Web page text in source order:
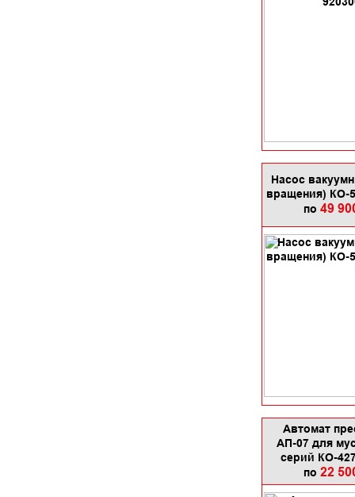
Насос
вращения) КО-
по 49
Автомат
АП-07 для
серий КО-
по 22